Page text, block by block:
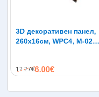
3D декоративен панел,
260х16см, WPC4, M-026,
12.27€6.00€